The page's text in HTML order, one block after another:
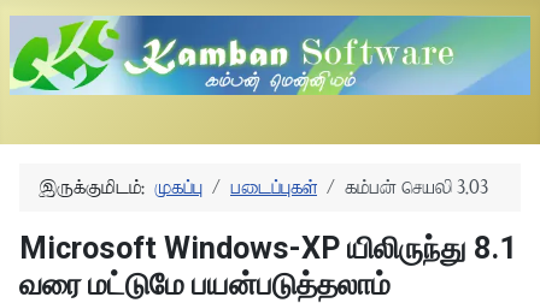
இருக்குமிடம்: முகப்பு படைப்புகள் கம்பன் செயலி 3.03
Microsoft Windows-XP யிலிருந்து 8.1
வரை மட்டுமே பயன்படுத்தலாம்